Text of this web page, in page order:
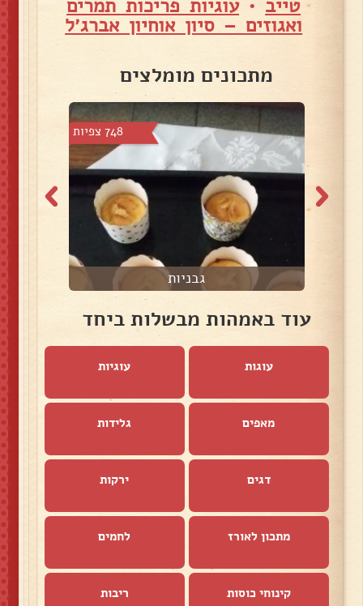
טייב •עוגיות פריכות תמרים
ואגוזים – סיון אוחיון אברג׳ל
מתכונים מומלצים
748 צפיות
גבניות
עוד באמהות מבשלות ביחד
עוגות עוגיות
מאפים גלידות
דגים ירקות
מתכון לאורז לחמים
קינוחי כוסות ריבות